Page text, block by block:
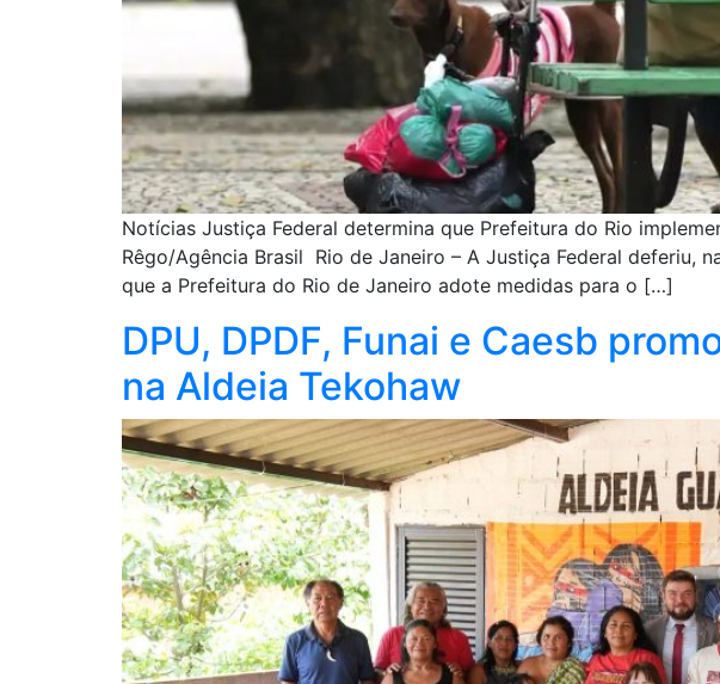
Notícias Justiça Federal determina que Prefeitura do Rio
Rêgo/Agência Brasil Rio de Janeiro – A Justiça Federal deferiu,
que a Prefeitura do Rio de Janeiro adote medidas para o […]
DPU, DPDF, Funai e Caesb
na Aldeia Tekohaw